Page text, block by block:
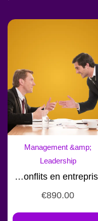
Management &amp;
Leadership
Formation en gestion des conflits en entreprise
€890.00